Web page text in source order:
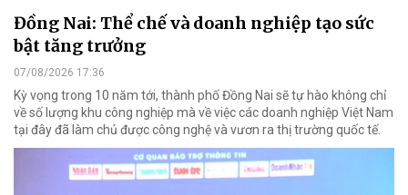
Đồng Nai: Thể chế và doanh nghiệp tạo sức
bật tăng trưởng
07/08/2026 17:36
Kỳ vọng trong 10 năm tới, thành phố Đồng Nai sẽ tự hào không chỉ
về số lượng khu công nghiệp mà về việc các doanh nghiệp Việt Nam
tại đây đã làm chủ được công nghệ và vươn ra thị trường quốc tế.